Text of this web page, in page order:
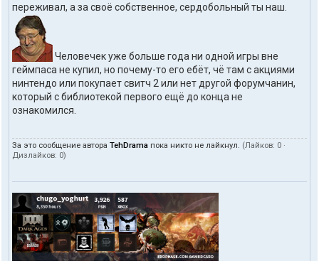
переживал, а за своё собственное, сердобольный ты наш.
Человечек уже больше года ни одной игры вне
геймпаса не купил, но почему-то его ебёт, чё там с акциями
нинтендо или покупает свитч 2 или нет другой форумчанин,
который с библиотекой первого ещё до конца не
ознакомился.
За это сообщение автора TehDrama пока никто не лайкнул. (Лайков: 0 ·
Дизлайков: 0)